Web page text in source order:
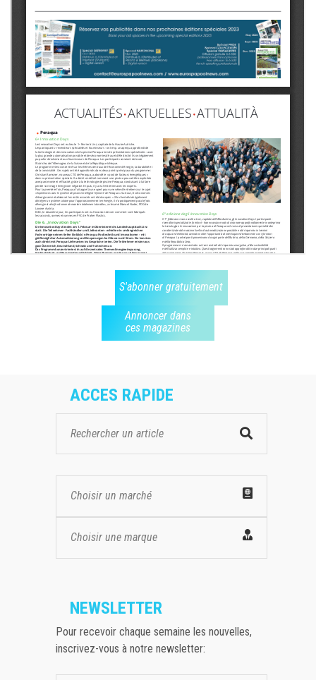
S'abonner gratuitement
Annoncer dans
ces magazines
ACCES RAPIDE
Choisir un marché
Choisir une marque
NEWSLETTER
Pour recevoir chaque semaine les nouvelles,
inscrivez-vous à notre newsletter: